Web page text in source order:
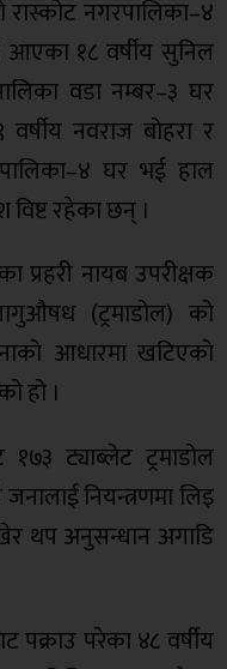
रास्कोट नगरपालिका–४
आएका १८ वर्षीय सुनिल
वडा नम्बर–३ घर
नवराज बोहरा र
घर भई हाल
विष्ट रहेका छन् ।
प्रहरी नायब उपरीक्षक
(ट्रमाडोल) को
आधारमा खटिएको
हो ।
ट्याब्लेट ट्रमाडोल
नियन्त्रणमा लिइ
थप अनुसन्धान अगाडि
पक्राउ परेका ४८ वर्षीय